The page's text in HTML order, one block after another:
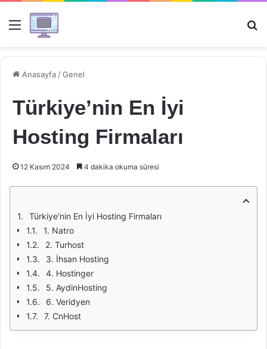
Menü
Anasayfa /Genel
Türkiye’nin En İyi
Hosting Firmaları
12 Kasım 2024 4 dakika okuma süresi
Türkiye'nin En İyi Hosting Firmaları
1. Natro
2. Turhost
3. İhsan Hosting
4. Hostinger
5. AydinHosting
6. Veridyen
7. CnHost